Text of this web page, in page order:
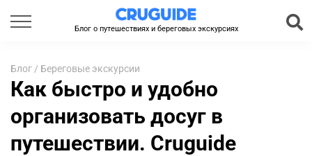
Блог о путешествиях и береговых экскурсиях
Блог / Береговые экскурсии
Как быстро и удобно
организовать досуг в
путешествии. Cruguide